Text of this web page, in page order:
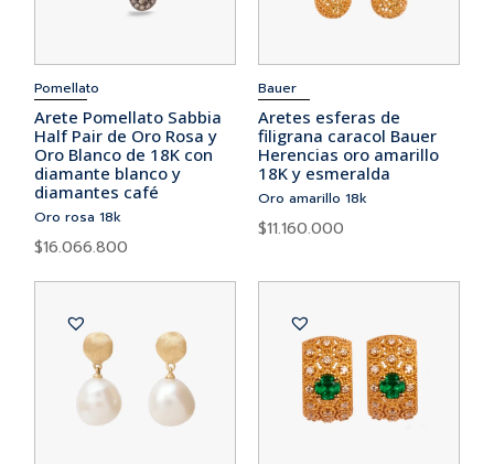
Pomellato
Arete Pomellato Sabbia
Half Pair de Oro Rosa y
Oro Blanco de 18K con
diamante blanco y
diamantes café
Oro rosa 18k
$16.066.800
Bauer
Aretes esferas de
filigrana caracol Bauer
Herencias oro amarillo
18K y esmeralda
Oro amarillo 18k
$11.160.000